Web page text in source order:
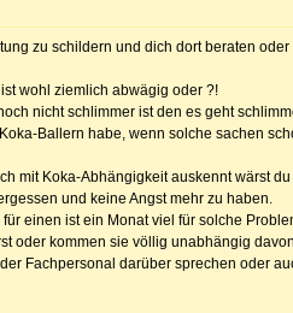
zu schildern und dich dort beraten
wohl ziemlich abwägig oder ?!
nicht schlimmer ist den es geht
Ballern habe, wenn solche sachen
mit Koka-Abhängigkeit auskennt wärst
und keine Angst mehr zu haben.
einen ist ein Monat viel für solche
oder kommen sie völlig unabhängig
Fachpersonal darüber sprechen oder